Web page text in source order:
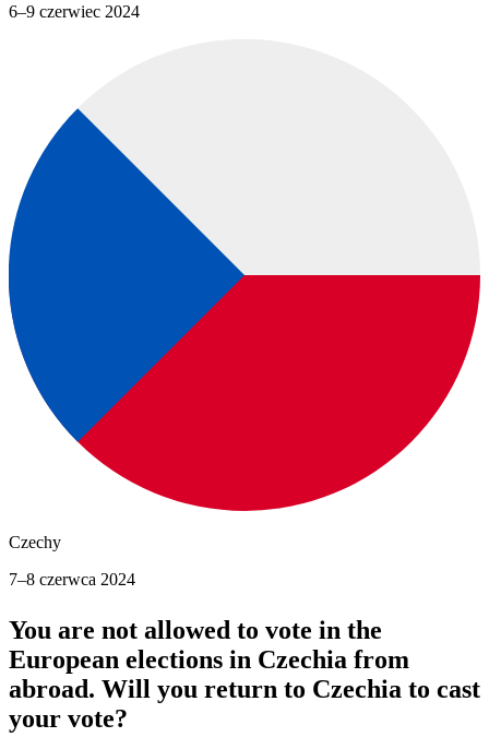
6–9 czerwiec 2024
Czechy
7–8 czerwca 2024
You are not allowed to vote in the
European elections in Czechia from
abroad. Will you return to Czechia to cast
your vote?